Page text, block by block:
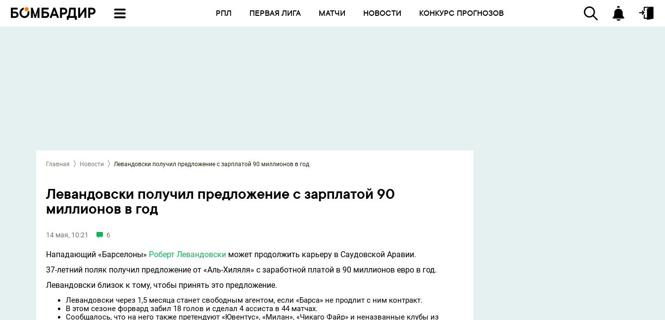
РПЛ ПЕРВАЯ ЛИГА МАТЧИ НОВОСТИ КОНКУРС ПРОГНОЗОВ
Главная Новости Левандовски получил предложение с зарплатой 90 миллионов в год
Левандовски получил предложение с зарплатой 90
миллионов в год
14 мая, 10:21 6
Нападающий «Барселоны» Роберт Левандовски может продолжить карьеру в Саудовской Аравии.
37-летний поляк получил предложение от «Аль-Хиляля» с заработной платой в 90 миллионов евро в год.
Левандовски близок к тому, чтобы принять это предложение.
Левандовски через 1,5 месяца станет свободным агентом, если «Барса» не продлит с ним контракт.
В этом сезоне форвард забил 18 голов и сделал 4 ассиста в 44 матчах.
Сообщалось, что на него также претендуют «Ювентус», «Милан», «Чикаго Файр» и неназванные клубы из